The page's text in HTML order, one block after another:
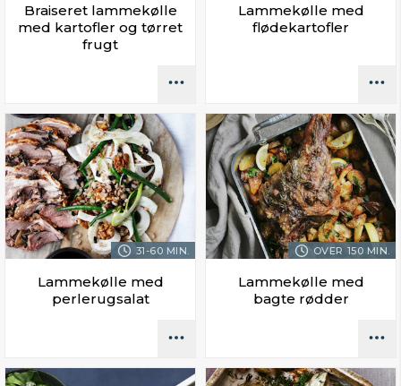
Braiseret lammekølle
med kartofler og tørret
frugt
Lammekølle med
flødekartofler
31-60 MIN.
Lammekølle med
perlerugsalat
OVER 150 MIN.
Lammekølle med
bagte rødder